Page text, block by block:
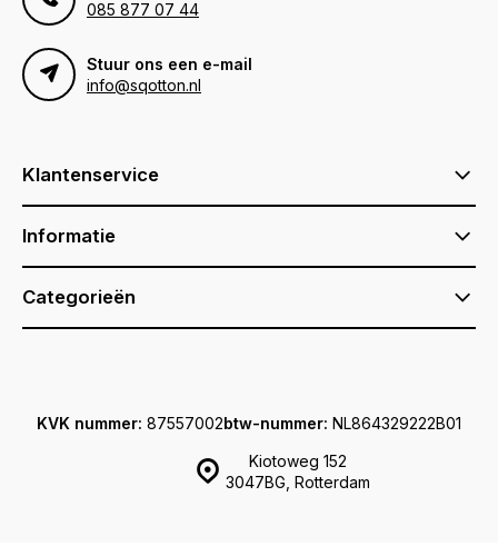
085 877 07 44
Stuur ons een e-mail
info@sqotton.nl
Klantenservice
Informatie
Categorieën
Kiotoweg 152
3047BG, Rotterdam
KVK nummer: 87557002btw-nummer: NL864329222B01